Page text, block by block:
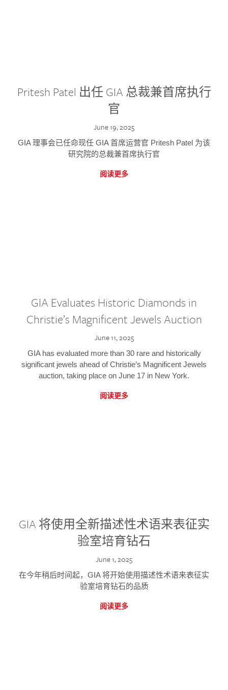
Pritesh Patel 出任 GIA 总裁兼首席执行
官
June 19, 2025
GIA 理事会已任命现任 GIA 首席运营官 Pritesh Patel 为该
研究院的总裁兼首席执行官
阅读更多
GIA Evaluates Historic Diamonds in
Christie’s Magnificent Jewels Auction
June 11, 2025
GIA has evaluated more than 30 rare and historically
significant jewels ahead of Christie’s Magnificent Jewels
auction, taking place on June 17 in New York.
阅读更多
GIA 将使用全新描述性术语来表征实
验室培育钻石
June 1, 2025
在今年稍后时间起，GIA 将开始使用描述性术语来表征实
验室培育钻石的品质
阅读更多